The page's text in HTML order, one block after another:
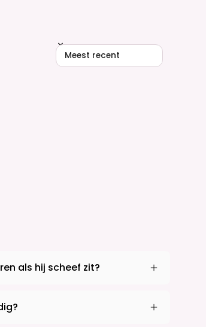
Sort reviews by
als hij scheef zit?